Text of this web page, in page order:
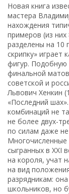
Новая книга
мастера
нахождения
примеров (из
разделены на 10
скрипку» играет
фигур. Подобную
финальной
советской и
Львович Хенкин
«Последний
комбинаций не
не более двух-
по силам даже
сыгранных в XXI
на короля, учат
на вид
разрядникам:
школьников, но